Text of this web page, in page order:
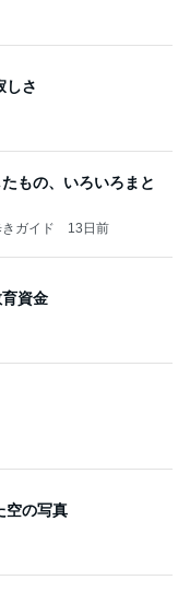
しさ
もの、いろいろまと
ガイド 13日前
資金
空の写真